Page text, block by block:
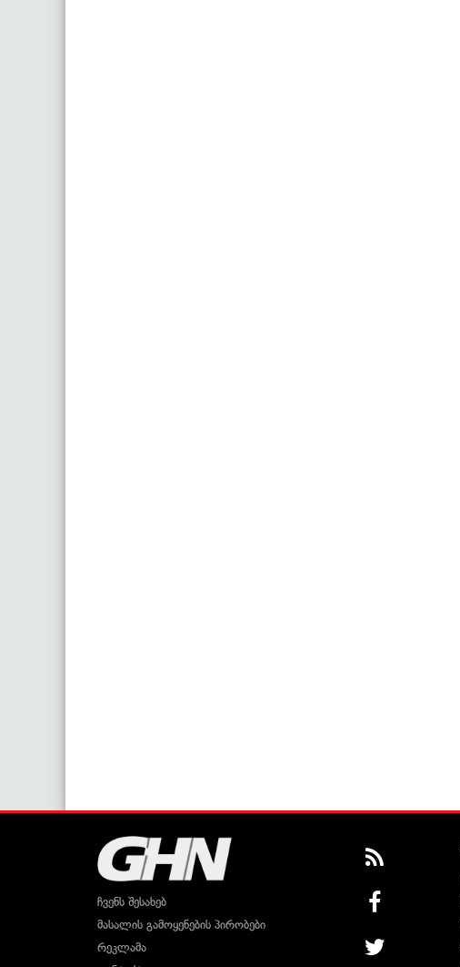
ჩვენს შესახებ
მასალის გამოყენების პირობები
რეკლამა